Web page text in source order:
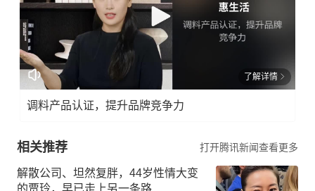
了解详情
调料产品认证，提升品牌竞争力
相关推荐 打开腾讯新闻查看更多
解散公司、坦然复胖，44岁性情大变